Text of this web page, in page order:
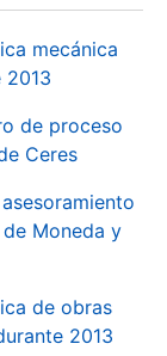
mecánica
2013
de proceso
Ceres
Moneda y
de obras
2013